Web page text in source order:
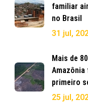
familiar
no Brasil
31 jul,
Mais de
Amazônia
primeiro
25 jul,